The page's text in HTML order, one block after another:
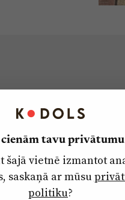
cienām tavu privātumu
šajā vietnē izmantot
saskaņā ar mūsu
politiku?